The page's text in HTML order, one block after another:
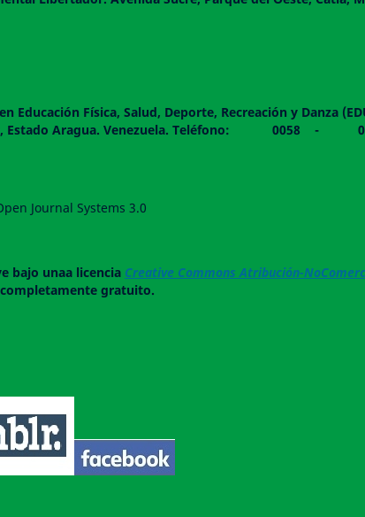
Física, Salud, Deporte, Recreación y Danza
Estado Aragua. Venezuela. Teléfono:
Journal Systems 3.0
bajo unaa licencia Creative Commons Atribución-
gratuito.